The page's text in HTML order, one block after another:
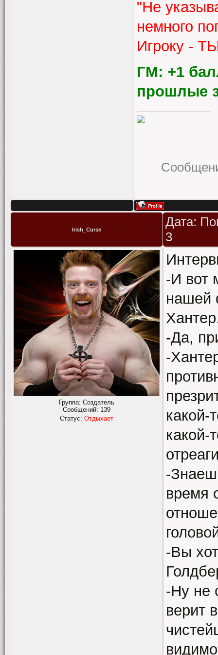
"Не
немного
Игроку -
ГМ: +1
прошлые
Irish_Curse
Дата:
3
Группа: Создатель
Сообщений: 139
Статус: Отдыхает
-И вот
нашей
-Да,
-
какой-
какой-
-
время
-Вы
-Ну не
верит